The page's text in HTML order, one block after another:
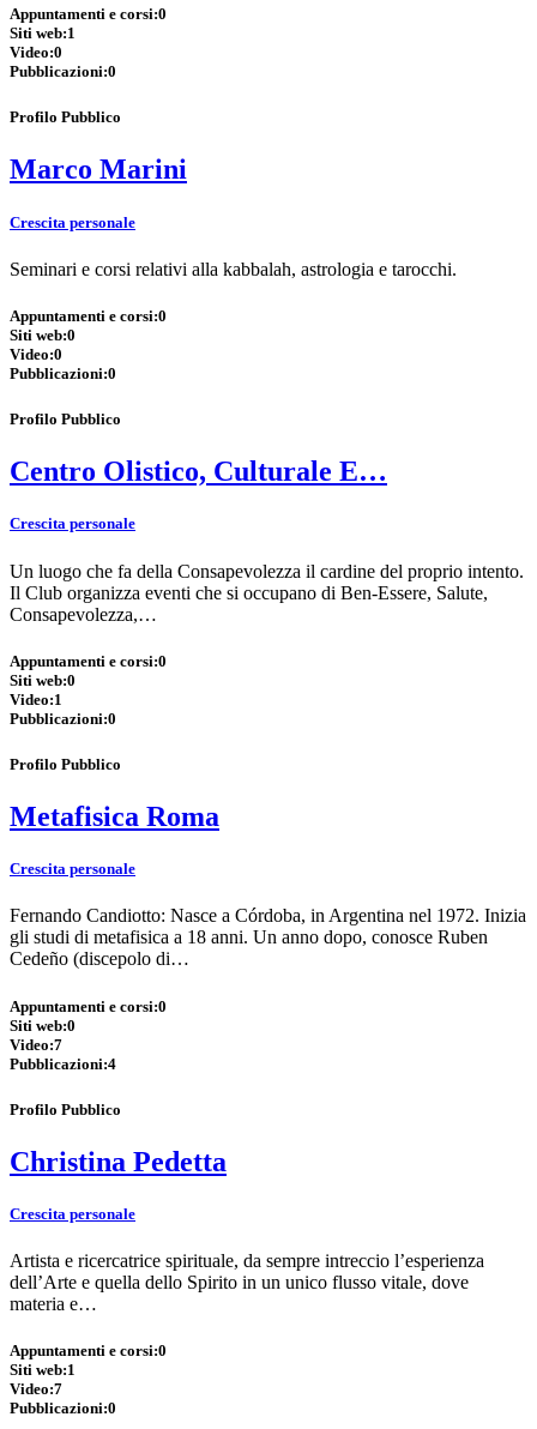
Appuntamenti e corsi:0
Siti web:1
Video:0
Pubblicazioni:0
Profilo Pubblico
Marco Marini
Crescita personale
Seminari e corsi relativi alla kabbalah, astrologia e tarocchi.
Appuntamenti e corsi:0
Siti web:0
Video:0
Pubblicazioni:0
Profilo Pubblico
Centro Olistico, Culturale E…
Crescita personale
Un luogo che fa della Consapevolezza il cardine del proprio intento.
Il Club organizza eventi che si occupano di Ben-Essere, Salute,
Consapevolezza,…
Appuntamenti e corsi:0
Siti web:0
Video:1
Pubblicazioni:0
Profilo Pubblico
Metafisica Roma
Crescita personale
Fernando Candiotto: Nasce a Córdoba, in Argentina nel 1972. Inizia
gli studi di metafisica a 18 anni. Un anno dopo, conosce Ruben
Cedeño (discepolo di…
Appuntamenti e corsi:0
Siti web:0
Video:7
Pubblicazioni:4
Profilo Pubblico
Christina Pedetta
Crescita personale
Artista e ricercatrice spirituale, da sempre intreccio l’esperienza
dell’Arte e quella dello Spirito in un unico flusso vitale, dove
materia e…
Appuntamenti e corsi:0
Siti web:1
Video:7
Pubblicazioni:0